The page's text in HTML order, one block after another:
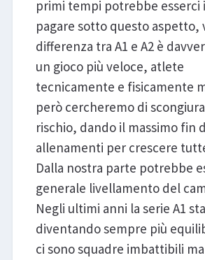
primi tempi potrebbe esserci
pagare sotto questo aspetto,
differenza tra A1 e A2 è
un gioco più veloce, atlete
tecnicamente e fisicamente
però cercheremo di
rischio, dando il massimo fin
allenamenti per crescere
Dalla nostra parte potrebbe
generale livellamento del
Negli ultimi anni la serie A1 sta
diventando sempre più
ci sono squadre imbattibili